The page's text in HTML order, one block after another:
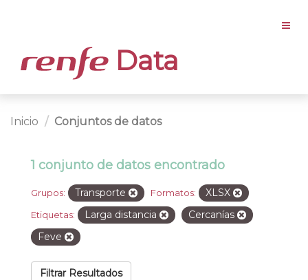
Data
Inicio Conjuntos de datos
1 conjunto de datos encontrado
Grupos: Transporte Formatos: XLSX
Etiquetas: Larga distancia
Cercanías
Feve
Filtrar Resultados